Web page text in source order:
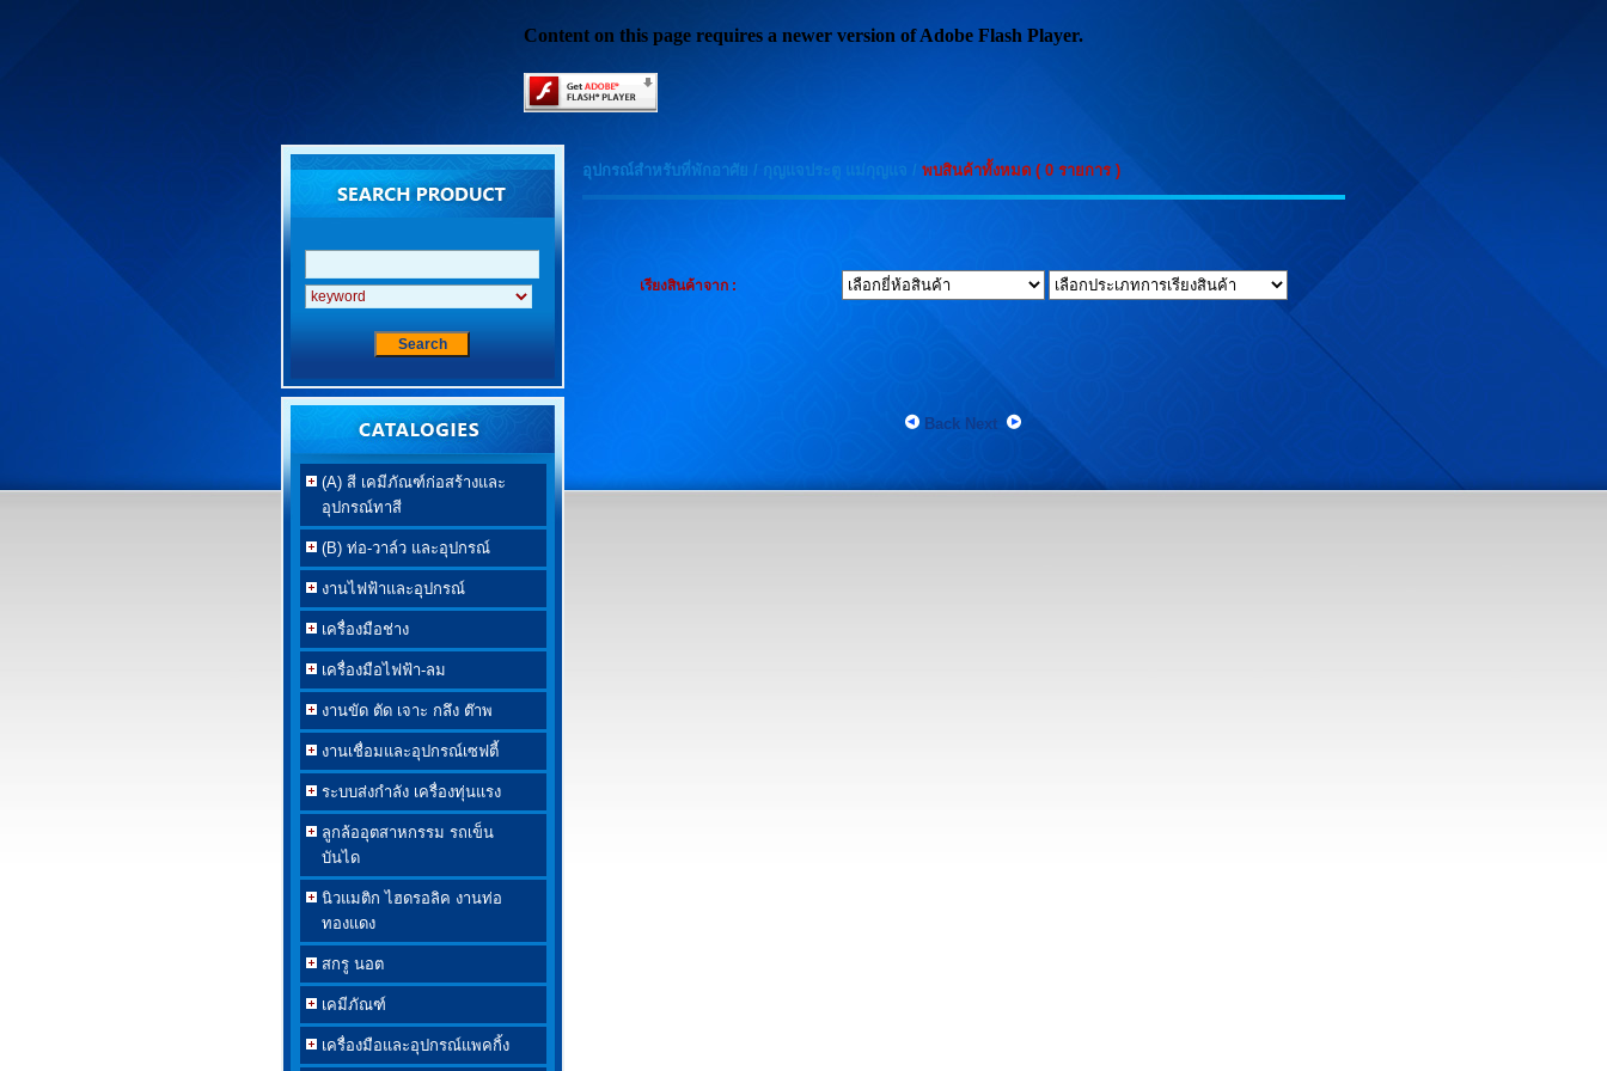
Content on this page requires a newer version of Adobe Flash Player.
(A) สี เคมีภัณฑ์ก่อสร้างและ
อุปกรณ์ทาสี
(B) ท่อ-วาล์ว และอุปกรณ์
งานไฟฟ้าและอุปกรณ์
เครื่องมือช่าง
เครื่องมือไฟฟ้า-ลม
งานขัด ตัด เจาะ กลึง ต๊าพ
งานเชื่อมและอุปกรณ์เซฟตี้
ระบบส่งกำลัง เครื่องทุ่นแรง
ลูกล้ออุตสาหกรรม รถเข็น
บันได
นิวแมติก ไฮดรอลิค งานท่อ
ทองแดง
สกรู นอต
เคมีภัณฑ์
เครื่องมือและอุปกรณ์แพคกิ้ง
อุปกรณ์สำหรับที่พักอาศัย / กุญแจประตู แม่กุญแจ พบสินค้าทั้งหมด ( 0 รายการ )
เรียงสินค้าจาก :
Back Next